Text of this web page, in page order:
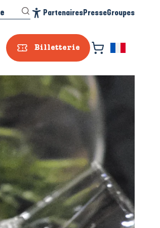
Billetterie
PartenairesPresseGroupes